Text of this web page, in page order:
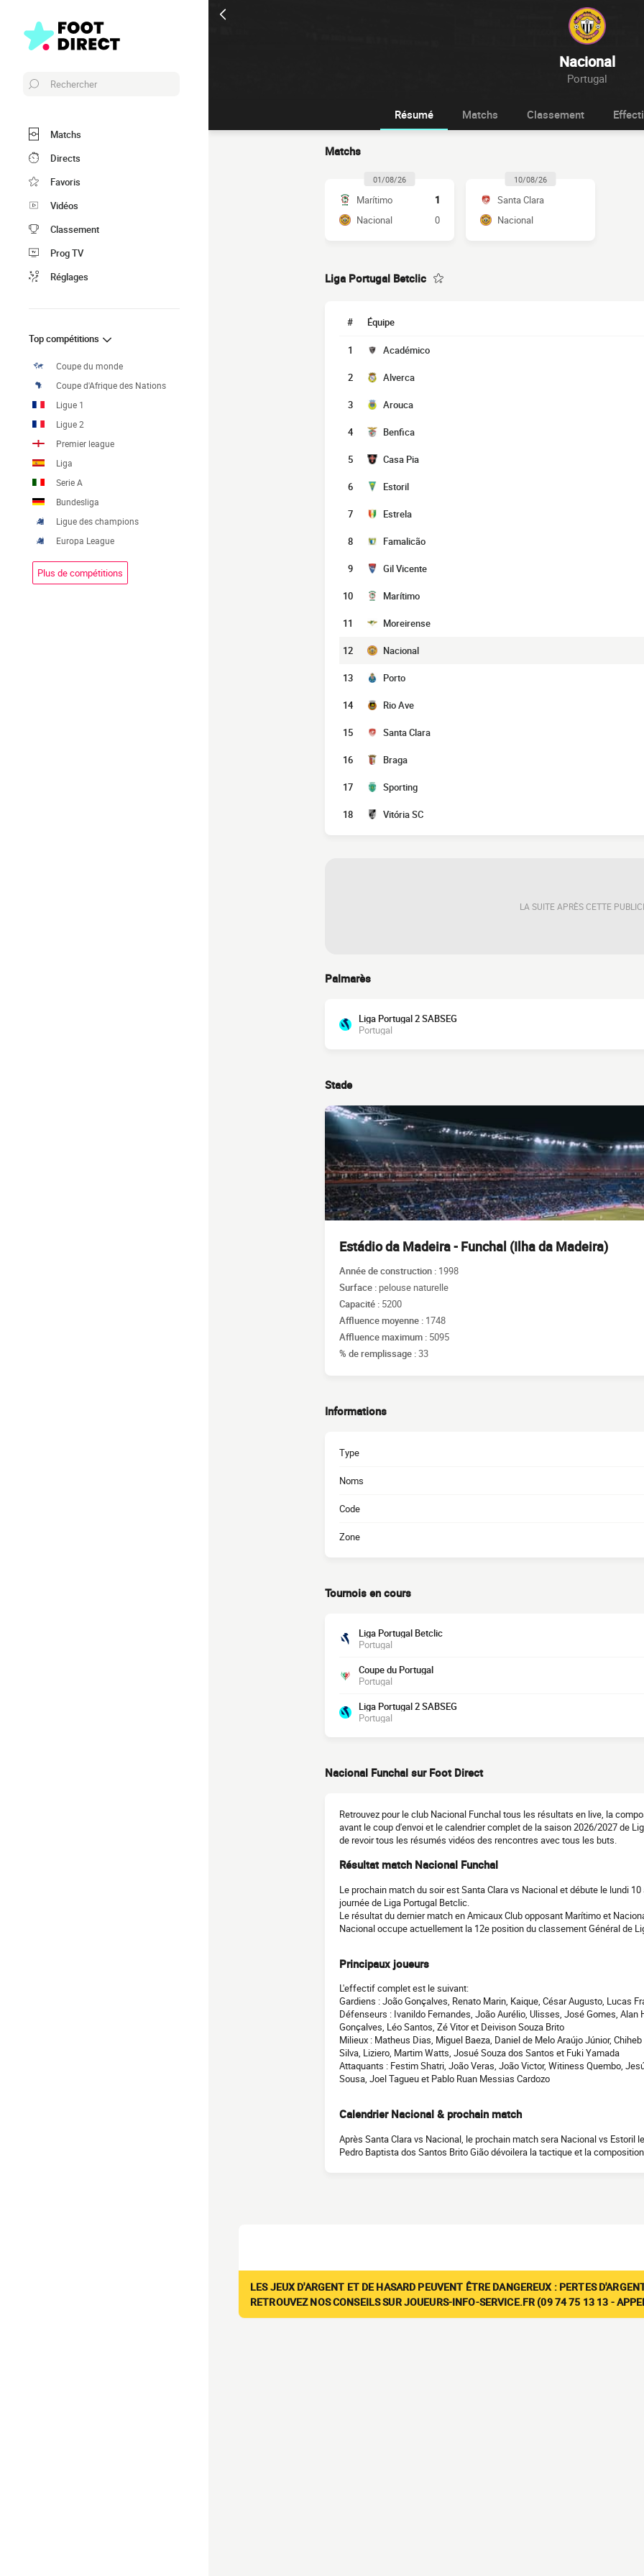
Nacional
Portugal
Rechercher
Matchs
Directs
Favoris
Vidéos
Classement
Prog TV
Réglages
Top compétitions
Coupe du monde
Coupe d'Afrique des Nations
Ligue 1
Ligue 2
Premier league
Liga
Serie A
Bundesliga
Ligue des champions
Europa League
Plus de compétitions
Résumé Matchs Classement
Matchs
01/08/26
Marítimo
1
Nacional
0
10/08/26
Santa Clara
Nacional
Liga Portugal Betclic
# Équipe
1 Académico
2 Alverca
3 Arouca
4 Benfica
5 Casa Pia
6 Estoril
7 Estrela
8 Famalicão
9 Gil Vicente
10 Marítimo
11 Moreirense
12 Nacional
13 Porto
14 Rio Ave
15 Santa Clara
16 Braga
17 Sporting
18 Vitória SC
LA SUITE APRÈS CETTE
Palmarès
Liga Portugal 2 SABSEG
Portugal
Stade
Estádio da Madeira - Funchal (Ilha da Madeira)
Année de construction : 1998
Surface : pelouse naturelle
Capacité : 5200
Affluence moyenne : 1748
Affluence maximum : 5095
% de remplissage :33
Informations
Type
Noms
Code
Zone
Tournois en cours
Liga Portugal Betclic
Portugal
Coupe du Portugal
Portugal
Liga Portugal 2 SABSEG
Portugal
Nacional Funchal sur Foot Direct
Retrouvez pour le club Nacional Funchal tous les résultats en live, la
avant le coup d'envoi et le calendrier complet de la saison 2026/2027 de
de revoir tous les résumés vidéos des rencontres avec tous les buts.
Résultat match Nacional Funchal
Le prochain match du soir est Santa Clara vs Nacional et débute le lundi
journée de Liga Portugal Betclic.
Le résultat du dernier match en Amicaux Club opposant Marítimo et
Nacional occupe actuellement la 12e position du classement Général de
Principaux joueurs
L'effectif complet est le suivant:
Gardiens : João Gonçalves, Renato Marin, Kaique, César Augusto, Lucas
Défenseurs : Ivanildo Fernandes, João Aurélio, Ulisses, José Gomes, Alan
Gonçalves, Léo Santos, Zé Vitor et Deivison Souza Brito
Milieux : Matheus Dias, Miguel Baeza, Daniel de Melo Araújo Júnior,
Silva, Liziero, Martim Watts, Josué Souza dos Santos et Fuki Yamada
Attaquants : Festim Shatri, João Veras, João Victor, Witiness Quembo,
Sousa, Joel Tagueu et Pablo Ruan Messias Cardozo
Calendrier Nacional & prochain match
Après Santa Clara vs Nacional, le prochain match sera Nacional vs Estoril
Pedro Baptista dos Santos Brito Gião dévoilera la tactique et la
LES JEUX D'ARGENT ET DE HASARD PEUVENT ÊTRE DANGEREUX : PERTES
RETROUVEZ NOS CONSEILS SUR JOUEURS-INFO-SERVICE.FR (09 74 75 13 13 -